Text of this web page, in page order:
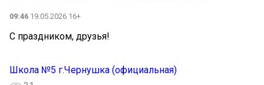
09:46 19.05.2026 16+
С праздником, друзья!
Школа №5 г.Чернушка (официальная)